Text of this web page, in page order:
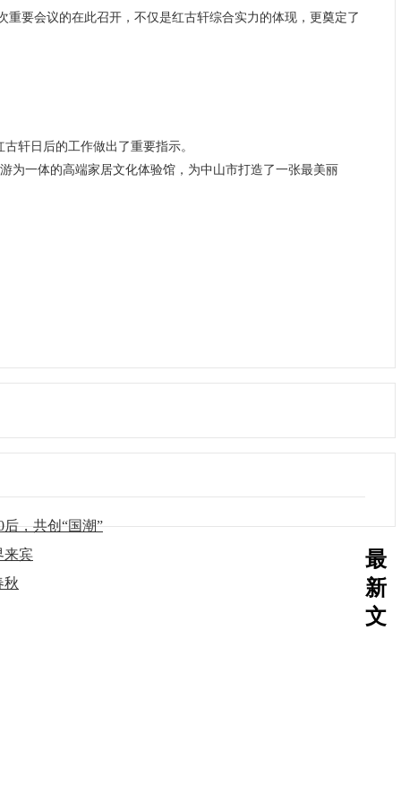
要会议的在此召开，不仅是红古轩综合实力的体现，更奠定了
轩日后的工作做出了重要指示。
一体的高端家居文化体验馆，为中山市打造了一张最美丽
，共创“国潮”
来宾
秋
最
新
文